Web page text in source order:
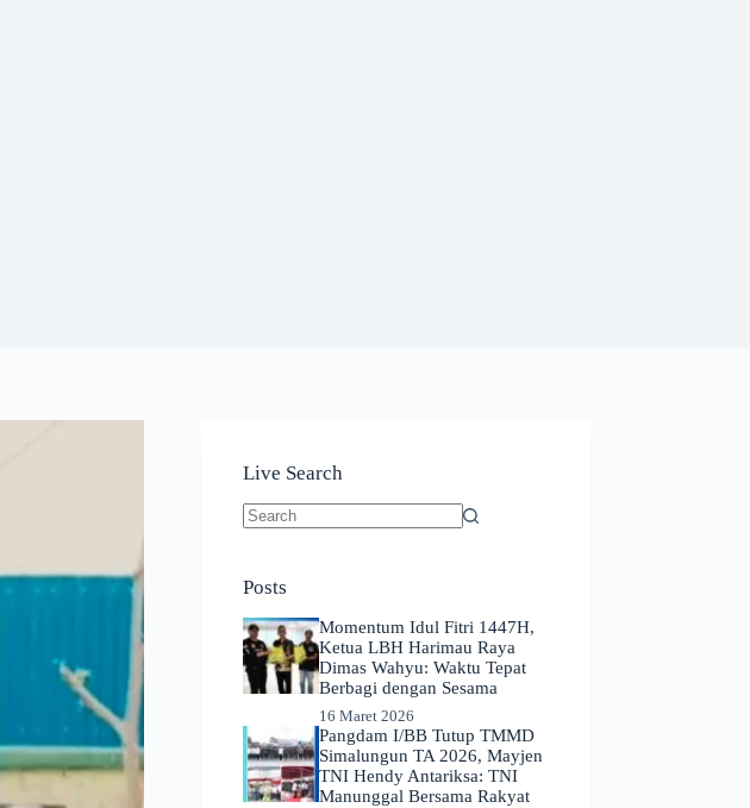
Live Search
Posts
Momentum Idul Fitri 1447H,
Ketua LBH Harimau Raya
Dimas Wahyu: Waktu Tepat
Berbagi dengan Sesama
16 Maret 2026
Pangdam I/BB Tutup TMMD
Simalungun TA 2026, Mayjen
TNI Hendy Antariksa: TNI
Manunggal Bersama Rakyat